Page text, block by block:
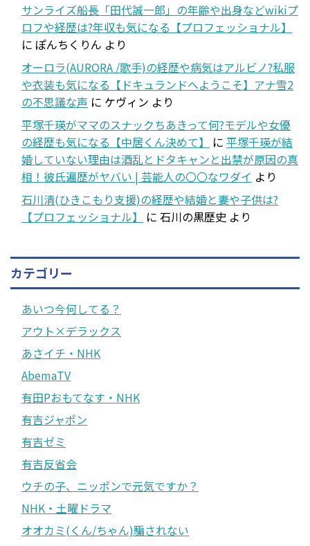
サンライズ船長「田代誠一郎」の年齢や出身などwikiプ
ロフや経歴は?年収も気になる【プロフェッショナル】
に ぽんちくりん より
オーロラ(AURORA /歌手)の経歴や病気はアルビノ?私服
や衣装も気になる【ドキュランドへようこそ】アナ雪2
の不思議な声 に ケヴィン より
平塚千瑛がママのスナックちあきって何?モデルや女優
の経歴も気になる【中居くん決めて】
に 平塚千瑛が結
婚していない理由は酒乱とドタキャンと出禁が原因の真
相！彼氏遍歴がヤバい | 芸能人の〇〇なワダイ より
石川清(ひきこもり支援)の経歴や結婚と妻や子供は?
【プロフェッショナル】
に 石川の黒歴史 より
カテゴリー
あいつ今何してる？
アウト×デラックス
あさイチ・NHK
AbemaTV
有田Pおもてなす・NHK
有吉ジャポン
有吉ゼミ
有吉反省会
ウチの子、ニッポンで元気ですか？
NHK・土曜ドラマ
オオカミ(くん/ちゃん)騙されない